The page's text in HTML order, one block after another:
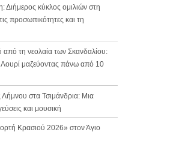
Διήμερος κύκλος ομιλιών στη
προσωπικότητες και τη
από τη νεολαία των Σκανδαλίου:
Λουρί μαζεύοντας πάνω από 10
Λήμνου στα Τσιμάνδρια: Μια
και μουσική
Κρασιού 2026» στον Άγιο